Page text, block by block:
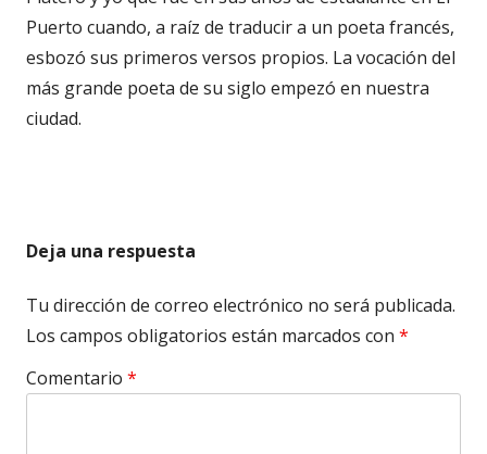
Puerto cuando, a raíz de traducir a un poeta francés,
esbozó sus primeros versos propios. La vocación del
más grande poeta de su siglo empezó en nuestra
ciudad.
Deja una respuesta
Tu dirección de correo electrónico no será publicada.
Los campos obligatorios están marcados con *
Comentario *